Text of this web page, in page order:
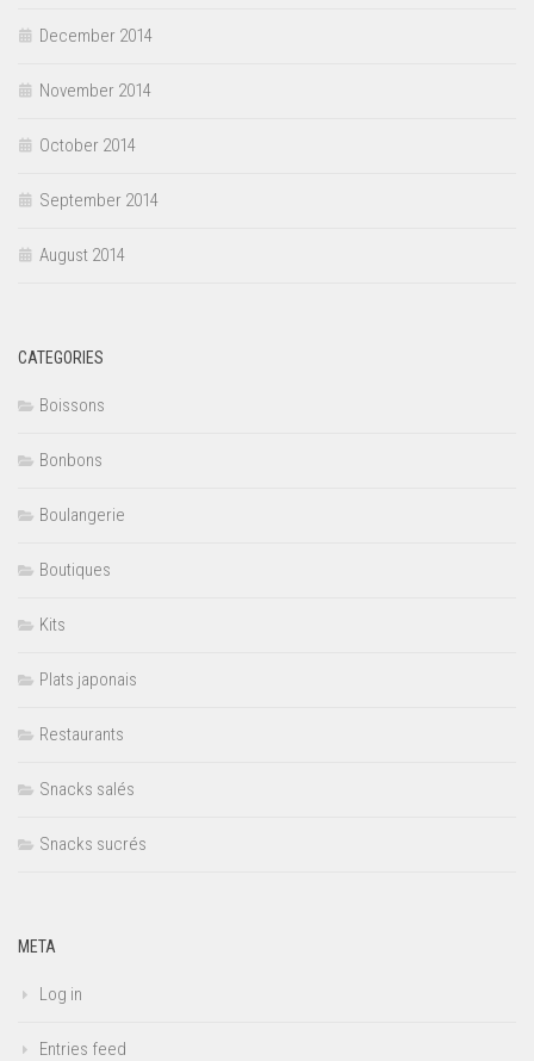
December 2014
November 2014
October 2014
September 2014
August 2014
CATEGORIES
Boissons
Bonbons
Boulangerie
Boutiques
Kits
Plats japonais
Restaurants
Snacks salés
Snacks sucrés
META
Log in
Entries feed